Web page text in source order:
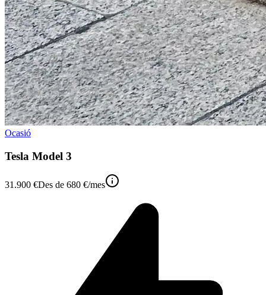
Ocasió
Tesla Model 3
31.900 €Des de 680 €/mes